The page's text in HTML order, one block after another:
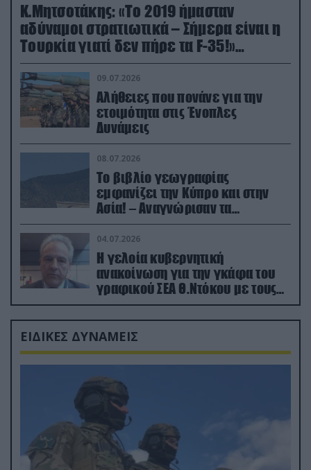
Κ.Μητσοτάκης: «Το 2019 ήμασταν
αδύναμοι στρατιωτικά – Σήμερα είναι η
Τουρκία γιατί δεν πήρε τα F-35!»
(βίντεο)
09.07.2026
Αλήθειες που πονάνε για την
ετοιμότητα στις Ένοπλες
Δυνάμεις
08.07.2026
Το βιβλίο γεωγραφίας
εμφανίζει την Κύπρο και στην
Ασία! – Αναγνώρισαν τα
κατεχόμενα; (φωτο)
04.07.2026
Η γελοία κυβερνητική
ανακοίνωση για την γκάφα του
γραφικού ΣΕΑ Θ.Ντόκου με τους
Ρώσους φαρσέρ
ΕΙΔΙΚΕΣ ΔΥΝΑΜΕΙΣ